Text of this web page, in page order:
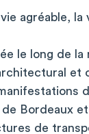
agréable,
le long de la
Bordeaux
de